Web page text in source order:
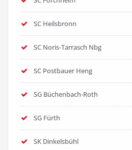
SC Heilsbronn
SC Noris-Tarrasch Nbg
SC Postbauer Heng
SG Büchenbach-Roth
SG Fürth
SK Dinkelsbühl